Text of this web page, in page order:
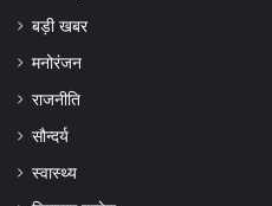
बड़ी खबर
मनोरंजन
राजनीति
सौन्दर्य
स्वास्थ्य